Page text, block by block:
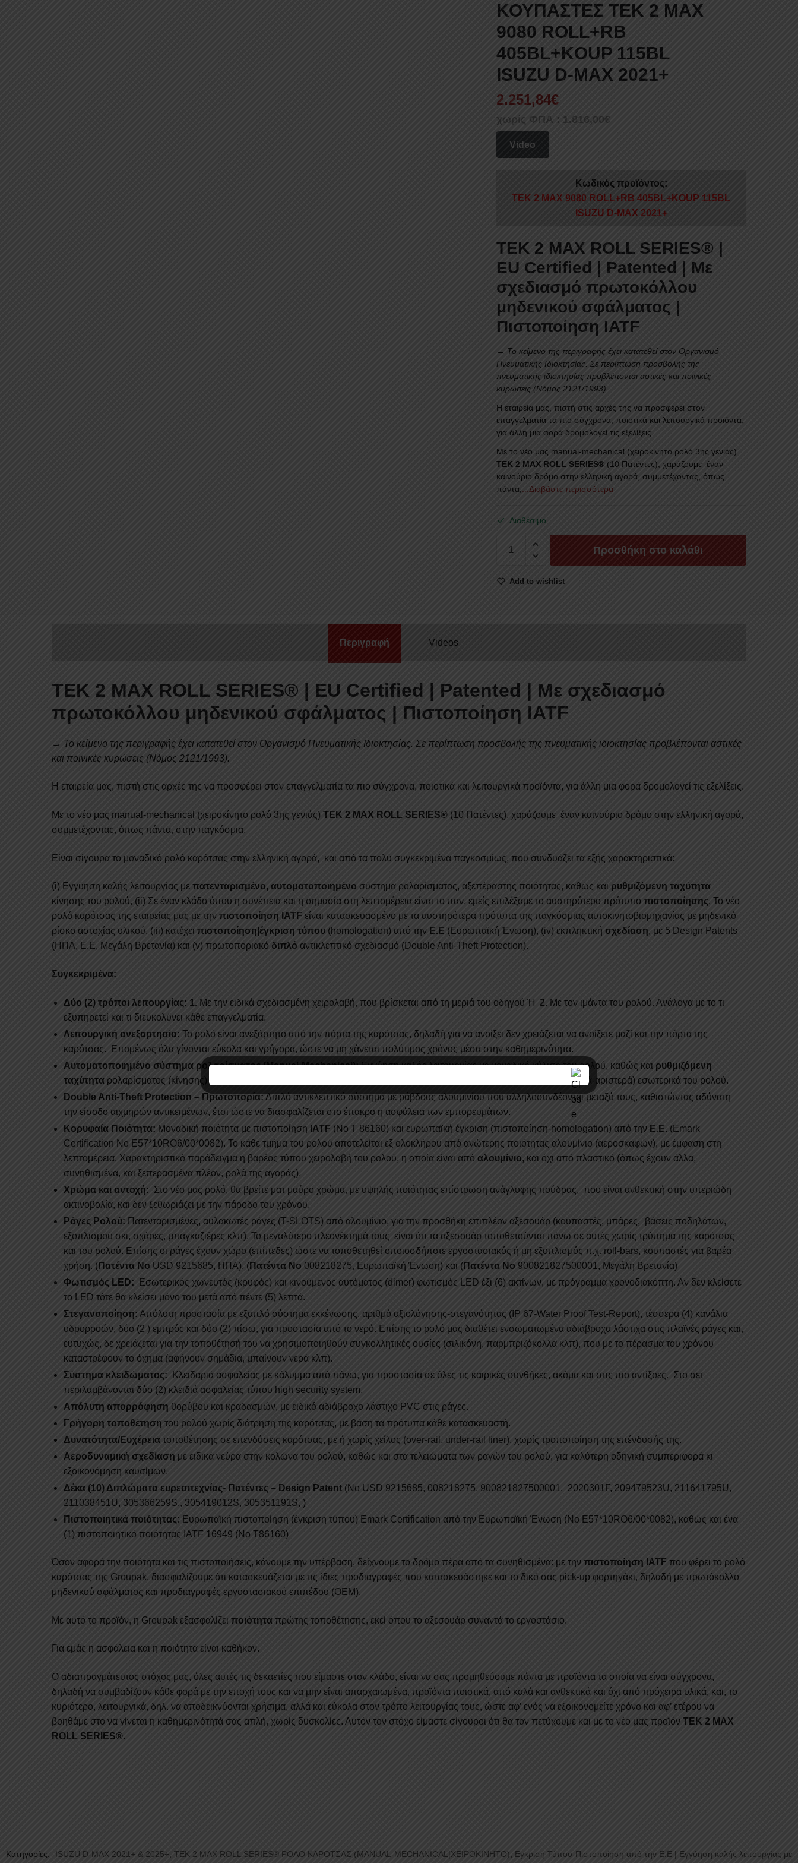
ΚΟΥΠΑΣΤΕΣ TEK 2 MAX
9080 ROLL+RB
405BL+KOUP 115BL
ISUZU D-MAX 2021+
2.251,84€
χωρίς ΦΠΑ : 1.816,00€
Video
Κωδικός προϊόντος:
TEK 2 MAX 9080 ROLL+RB 405BL+KOUP 115BL
ISUZU D-MAX 2021+
TEK 2 MAX ROLL SERIES® |
EU Certified | Patented | Με
σχεδιασμό πρωτοκόλλου
μηδενικού σφάλματος |
Πιστοποίηση IATF
→ Το κείμενο της περιγραφής έχει κατατεθεί στον Οργανισμό
Πνευματικής Ιδιοκτησίας. Σε περίπτωση προσβολής της
πνευματικής ιδιοκτησίας προβλέπονται αστικές και ποινικές
κυρώσεις (Νόμος 2121/1993).
Η εταιρεία μας, πιστή στις αρχές της να προσφέρει στον
επαγγελματία τα πιο σύγχρονα, ποιοτικά και λειτουργικά προϊόντα,
για άλλη μια φορά δρομολογεί τις εξελίξεις.
Με το νέο μας manual-mechanical (χειροκίνητο ρολό 3ης γενιάς)
TEK 2 MAX ROLL SERIES®(10 Πατέντες), χαράζουμε έναν
καινούριο δρόμο στην ελληνική αγορά, συμμετέχοντας, όπως
πάντα,
...Διαβάστε περισσότερα
Διαθέσιμο
ΚΑΡΟΤΣΑΣ
ΑΛΟΥΜΙΝΙΟΥ
ΑΨΙΔΑ
ΤΖΑΜΙΟΥ
ΚΑΙ
TEK
9080
ROLL+RB
MAX
2021+
ποσότητα
Προσθήκη στο καλάθι
Add to wishlist
Περιγραφή Videos
TEK 2 MAX ROLL SERIES® | EU Certified | Patented | Με σχεδιασμό
πρωτοκόλλου μηδενικού σφάλματος | Πιστοποίηση IATF
→ Το κείμενο της περιγραφής έχει κατατεθεί στον Οργανισμό Πνευματικής Ιδιοκτησίας.Σε περίπτωση προσβολής της πνευματικής ιδιοκτησίας προβλέπονται αστικές
και ποινικές κυρώσεις (Νόμος 2121/1993).
Η εταιρεία μας, πιστή στις αρχές της να προσφέρει στον επαγγελματία τα πιο σύγχρονα, ποιοτικά και λειτουργικά προϊόντα, για άλλη μια φορά δρομολογεί τις εξελίξεις.
Με το νέο μας manual-mechanical (χειροκίνητο ρολό 3ης γενιάς)TEK 2 MAX ROLL SERIES® (10 Πατέντες), χαράζουμε έναν καινούριο δρόμο στην ελληνική αγορά,
συμμετέχοντας, όπως πάντα, στην παγκόσμια.
Είναι σίγουρα το μοναδικό ρολό καρότσας στην ελληνική αγορά, και από τα πολύ συγκεκριμένα παγκοσμίως, που συνδυάζει τα εξής χαρακτηριστικά:
(i) Εγγύηση καλής λειτουργίας μεπατενταρισμένο, αυτοματοποιημένο σύστημα ρολαρίσματος, αξεπέραστης ποιότητας, καθώς και ρυθμιζόμενη ταχύτητα
κίνησης του ρολού, (ii) Σε έναν κλάδο όπου η συνέπεια και η σημασία στη λεπτομέρεια είναι το παν, εμείς επιλέξαμε το αυστηρότερο πρότυποπιστοποίησης. Το νέο
ρολό καρότσας της εταιρείας μας με τηνπιστοποίηση IATF είναι κατασκευασμένο με τα αυστηρότερα πρότυπα της παγκόσμιας αυτοκινητοβιομηχανίας με μηδενικό
ρίσκο αστοχίας υλικού. (iii) κατέχειπιστοποίηση|έγκριση τύπου (homologation) από την Ε.Ε (Ευρωπαϊκή Ένωση), (iv) εκπληκτικήσχεδίαση, με 5 Design Patents
(ΗΠΑ, Ε.Ε, Μεγάλη Βρετανία) και (v) πρωτοποριακό διπλό αντικλεπτικό σχεδιασμό (Double Anti-Theft Protection).
Συγκεκριμένα:
Δύο (2) τρόποι λειτουργίας: 1. Με την ειδικά σχεδιασμένη χειρολαβή, που βρίσκεται από τη μεριά του οδηγού Ή 2. Με τον ιμάντα του ρολού. Ανάλογα με το τι
εξυπηρετεί και τι διευκολύνει κάθε επαγγελματία.
Λειτουργική ανεξαρτησία: Το ρολό είναι ανεξάρτητο από την πόρτα της καρότσας, δηλαδή για να ανοίξει δεν χρειάζεται να ανοίξετε μαζί και την πόρτα της
καρότσας. Επομένως όλα γίνονται εύκολα και γρήγορα, ώστε να μη χάνεται πολύτιμος χρόνος μέσα στην καθημερινότητα.
Αυτοματοποιημένο σύστημα ρολαρίσματος (Manual-Mechanical):Εγγύηση καλής λειτουργίας με μοναδική κύλιση του ρολού, καθώς και ρυθμιζόμενη
ταχύτητα ρολαρίσματος (κίνησης) του ρολού. Με τρείς (
) θέσεις κλειδώματος, οι οποίες επιτυγχάνονται με ειδικό μοχλό (δεξιά-αριστερά) εσωτερικά του ρολού.
Double Anti-Theft Protection – Πρωτοπορία:Διπλό αντικλεπτικό σύστημα με ράβδους αλουμινίου που αλληλοσυνδέονται μεταξύ τους, καθιστώντας αδύνατη
την είσοδο αιχμηρών αντικειμένων, έτσι ώστε να διασφαλίζεται στο έπακρο η ασφάλεια των εμπορευμάτων.
Κορυφαία Ποιότητα: Μοναδική ποιότητα με πιστοποίηση IATF (Νο Τ 86160) και ευρωπαϊκή έγκριση (πιστοποίηση-homologation) από την E.E. (Emark
Certification No E57*10RO6/00*0082). Το κάθε τμήμα του ρολού αποτελείται εξ ολοκλήρου από ανώτερης ποιότητας αλουμίνιο (αεροσκαφών), με έμφαση στη
λεπτομέρεια. Χαρακτηριστικό παράδειγμα η βαρέος τύπου χειρολαβή του ρολού, η οποία είναι απόαλουμίνιο, και όχι από πλαστικό (όπως έχουν άλλα,
συνηθισμένα, και ξεπερασμένα πλέον, ρολά της αγοράς).
Χρώμα και αντοχή: Στο νέο μας ρολό, θα βρείτε ματ μαύρο χρώμα, με υψηλής ποιότητας επίστρωση ανάγλυφης πούδρας, που είναι ανθεκτική στην υπεριώδη
ακτινοβολία, και δεν ξεθωριάζει με την πάροδο του χρόνου.
Ράγες Ρολού: Πατενταρισμένες, αυλακωτές ράγες (T-SLOTS) από αλουμίνιο, για την προσθήκη επιπλέον αξεσουάρ (κουπαστές, μπάρες, βάσεις ποδηλάτων,
εξοπλισμού σκι, σχάρες, μπαγκαζιέρες κλπ). Το μεγαλύτερο πλεονέκτημά τους είναι ότι τα αξεσουάρ τοποθετούνται πάνω σε αυτές χωρίς τρύπημα της καρότσας
και του ρολού. Επίσης οι ράγες έχουν χώρο (επίπεδες) ώστε να τοποθετηθεί οποιοσδήποτε εργοστασιακός ή μη εξοπλισμός π.χ. roll-bars, κουπαστές για βαρέα
χρήση. (Πατέντα Νο USD 9215685, ΗΠΑ), (Πατέντα Νο 008218275, Ευρωπαϊκή Ένωση) και (Πατέντα Νο 900821827500001, Mεγάλη Βρετανία)
Φωτισμός LED: Εσωτερικός χωνευτός (κρυφός) και κινούμενος αυτόματος (dimer) φωτισμός LED έξι (6) ακτίνων, με πρόγραμμα χρονοδιακόπτη. Αν δεν κλείσετε
το LED τότε θα κλείσει μόνο του μετά από πέντε (5) λεπτά.
Στεγανοποίηση: Απόλυτη προστασία με εξαπλό σύστημα εκκένωσης, αριθμό αξιολόγησης-στεγανότητας (ΙP 67-Water Proof Test-Report), τέσσερα (4) κανάλια
υδρορροών, δύο (2 ) εμπρός και δύο (2) πίσω, για προστασία από το νερό. Επίσης το ρολό μας διαθέτει ενσωματωμένα αδιάβροχα λάστιχα στις πλαϊνές ράγες και,
ευτυχώς, δε χρειάζεται για την τοποθέτησή του να χρησιμοποιηθούν συγκολλητικές ουσίες (σιλικόνη, παρμπριζόκολλα κλπ), που με το πέρασμα του χρόνου
καταστρέφουν το όχημα (αφήνουν σημάδια, μπαίνουν νερά κλπ).
Σύστημα κλειδώματος: Κλειδαριά ασφαλείας με κάλυμμα από πάνω, για προστασία σε όλες τις καιρικές συνθήκες, ακόμα και στις πιο αντίξοες. Στο σετ
περιλαμβάνονται δύο (2) κλειδιά ασφαλείας τύπου high security system.
Απόλυτη απορρόφηση θορύβου και κραδασμών, με ειδικό αδιάβροχο λάστιχο PVC στις ράγες.
Γρήγορη τοποθέτηση του ρολού χωρίς διάτρηση της καρότσας, με βάση τα πρότυπα κάθε κατασκευαστή.
Δυνατότητα/Ευχέρεια τοποθέτησης σε επενδύσεις καρότσας, με ή χωρίς χείλος (over-rail, under-rail liner), χωρίς τροποποίηση της επένδυσής της.
Αεροδυναμική σχεδίαση με ειδικά νεύρα στην κολώνα του ρολού, καθώς και στα τελειώματα των ραγών του ρολού, για καλύτερη οδηγική συμπεριφορά κι
εξοικονόμηση καυσίμων.
Δέκα (10) Διπλώματα ευρεσιτεχνίας- Πατέντες – Design Patent (Νο USD 9215685, 008218275, 900821827500001, 2020301F, 209479523U, 211641795U,
211038451U, 305366259S,, 305419012S, 305351191S, )
Πιστοποιητικά ποιότητας: Eυρωπαϊκή πιστοποίηση (έγκριση τύπου) Emark Certification από την Eυρωπαϊκή Ένωση (No E57*10RO6/00*0082), καθώς και ένα
(1) πιστοποιητικό ποιότητας IATF 16949 (Νο Τ86160)
Όσον αφορά την ποιότητα και τις πιστοποιήσεις, κάνουμε την υπέρβαση, δείχνουμε το δρόμο πέρα από τα συνηθισμένα: με τηνπιστοποίηση IATFπου φέρει το ρολό
καρότσας της Groupak, διασφαλίζουμε ότι κατασκευάζεται με τις ίδιες προδιαγραφές που κατασκευάστηκε και το δικό σας pick-up φορτηγάκι, δηλαδή με πρωτόκολλο
μηδενικού σφάλματος και προδιαγραφές εργοστασιακού επιπέδου (OEM).
Με αυτό το προϊόν, η Groupak εξασφαλίζειποιότητα πρώτης τοποθέτησης, εκεί όπου το αξεσουάρ συναντά το εργοστάσιο.
Για εμάς η ασφάλεια και η ποιότητα είναι καθήκον.
Ο αδιαπραγμάτευτος στόχος μας, όλες αυτές τις δεκαετίες που είμαστε στον κλάδο, είναι να σας προμηθεύουμε πάντα με προϊόντα τα οποία να είναι σύγχρονα,
δηλαδή να συμβαδίζουν κάθε φορά με την εποχή τους και να μην είναι απαρχαιωμένα, προϊόντα ποιοτικά, από καλά και ανθεκτικά και όχι από πρόχειρα υλικά, και, το
κυριότερο, λειτουργικά, δηλ. να αποδεικνύονται χρήσιμα, αλλά και εύκολα στον τρόπο λειτουργίας τους, ώστε αφ’ ενός να εξοικονομείτε χρόνο και αφ’ ετέρου να
βοηθάμε στο να γίνεται η καθημερινότητά σας απλή, χωρίς δυσκολίες. Αυτόν τον στόχο είμαστε σίγουροι ότι θα τον πετύχουμε και με το νέο μας προϊόνTEK 2 MAX
ROLL SERIES®.
Κατηγορίες: ISUZU D-MAX 2021+ & 2025+ TEK 2 MAX ROLL SERIES® ΡΟΛΟ ΚΑΡΟΤΣΑΣ (MANUAL-MECHANICAL|ΧΕΙΡΟΚΙΝΗΤΟ)
Eγκριση Τύπου-Πιστοποίηση από την Ε.Ε | Εγγύηση καλής λειτουργίας με